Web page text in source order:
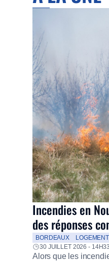
Incendies en
des réponses
BORDEAUX
LOGEMENT
30 JUILLET 2026 - 14H33
Alors que les